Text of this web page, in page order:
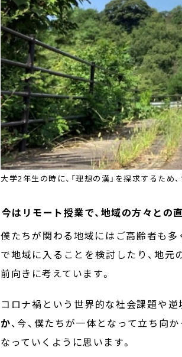
大学2年生の時に、「理想の漢」を探求するため
――今はリモート授業で、地域の方々と
僕たちが関わる地域にはご高齢者も多
で地域に入ることを検討したり、地元
前向きに考えています。
コロナ禍という世界的な社会課題や逆
か、今、僕たちが一体となって立ち向
なっていくように思います。